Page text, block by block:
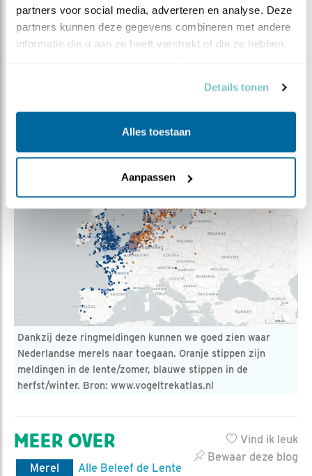
partners voor social media, adverteren en analyse. Deze
partners kunnen deze gegevens combineren met andere
informatie die u aan ze heeft verstrekt of die ze hebben
Details tonen
Alles toestaan
Aanpassen
Merels lijken op het eerste gezicht dus misschien
weinig reislustig, maar laat je niet bedriegen door die
vriendelijk nieuwsgierige blik. Het blijken kundige
kunnen vliegen, maar ook goed gebruik hebben
Dankzij deze ringmeldingen kunnen we goed zien waar
Nederlandse merels naar toegaan. Oranje stippen zijn
meldingen in de lente/zomer, blauwe stippen in de
herfst/winter. Bron: www.vogeltrekatlas.nl
Vind ik leuk
Bewaar deze blog
MEER OVER
Merel
Alle Beleef de Lente